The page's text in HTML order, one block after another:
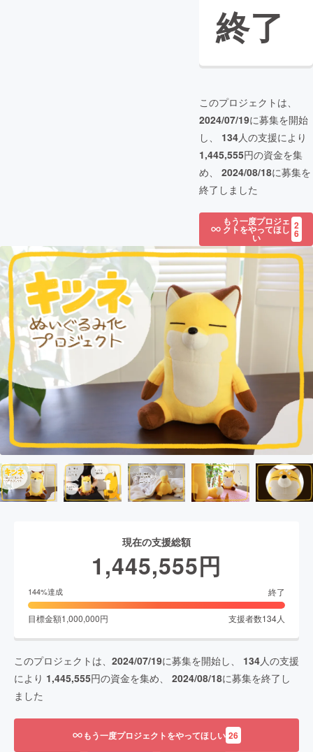
終了
このプロジェクトは、
2024/07/19に募集を開始
し、 134人の支援により
1,445,555円の資金を集
め、 2024/08/18に募集を
終了しました
もう一度プロジェ
クトをやってほし
い
2
6
現在の支援総額
1,445,555円
144%達成 終了
目標金額1,000,000円 支援者数134人
このプロジェクトは、 2024/07/19に募集を開始し、 134人の支援
により 1,445,555円の資金を集め、 2024/08/18に募集を終了し
ました
もう一度プロジェクトをやってほしい 26